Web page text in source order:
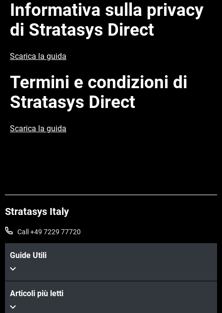
Informativa sulla privacy
di Stratasys Direct
Scarica la guida
Termini e condizioni di
Stratasys Direct
Scarica la guida
Stratasys Italy
Call +49 7229 77720
Guide Utili
Articoli più letti